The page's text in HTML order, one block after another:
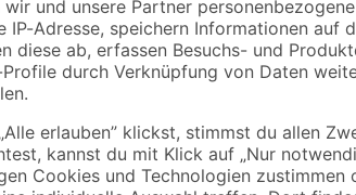
€/ m² €
0,89 € / Meter
Für dein Projekt bist du